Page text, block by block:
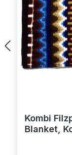
Kombi
Blanket,